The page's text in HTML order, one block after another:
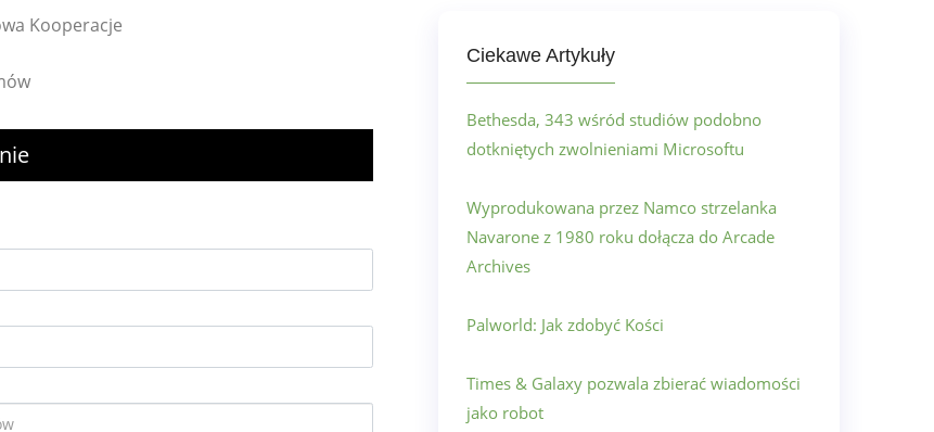
Kooperacje
Ciekawe Artykuły
Bethesda, 343 wśród studiów podobno
dotkniętych zwolnieniami Microsoftu
Wyprodukowana przez Namco strzelanka
Navarone z 1980 roku dołącza do Arcade
Archives
Palworld: Jak zdobyć Kości
Times & Galaxy pozwala zbierać wiadomości
jako robot